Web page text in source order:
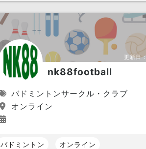
更新日：
nk88football
バドミントンサークル・クラブ
オンライン
バドミントン オンライン